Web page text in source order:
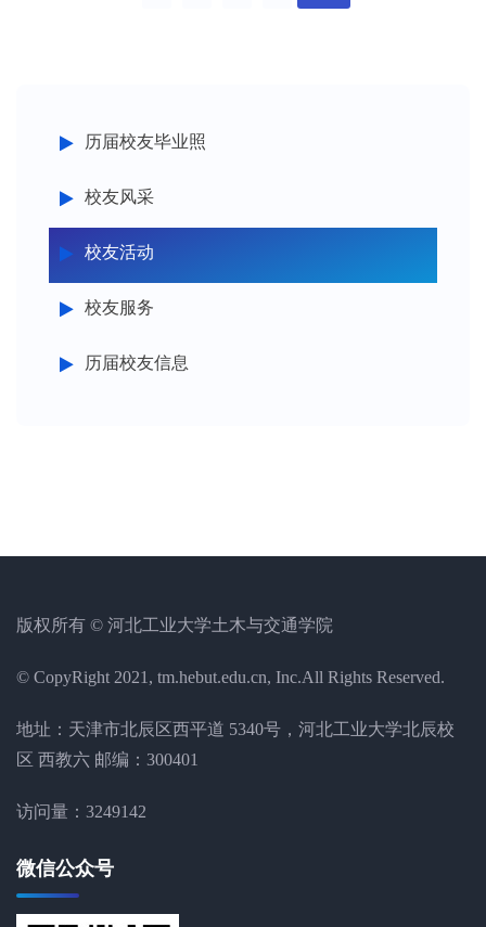
历届校友毕业照
校友风采
校友活动
校友服务
历届校友信息
版权所有 © 河北工业大学土木与交通学院
© CopyRight 2021, tm.hebut.edu.cn, Inc.All Rights Reserved.
地址：天津市北辰区西平道 5340号，河北工业大学北辰校
区 西教六 邮编：300401
访问量： 3249142
微信公众号